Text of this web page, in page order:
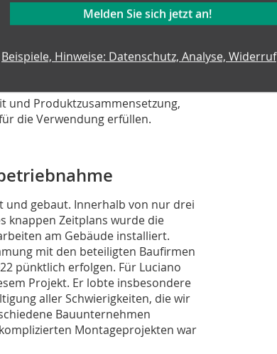
mit einer Geschwindigkeit von
der Sortiermaschinen schleusen
aus, während die anderen
dem 3D-Strom aussortieren.
Ein fünfter
die festen Sekundärrohstoffe
und Produktzusammensetzung,
die Verwendung erfüllen.
und gebaut. Innerhalb von nur drei
knappen Zeitplans wurde die
am Gebäude installiert.
mit den beteiligten Baufirmen
pünktlich erfolgen. Für Luciano
Projekt. Er lobte insbesondere
aller Schwierigkeiten, die wir
Bauunternehmen
Montageprojekten war
Melden Sie sich jetzt an!
Beispiele, Hinweise: Datenschutz, Analyse, Widerruf